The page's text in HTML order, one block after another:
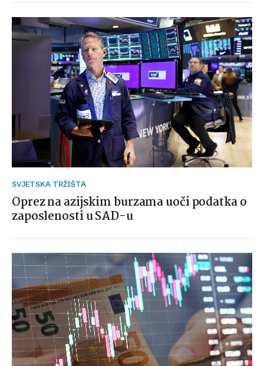
SVJETSKA TRŽIŠTA
Oprez na azijskim burzama uoči podatka o
zaposlenosti u SAD-u